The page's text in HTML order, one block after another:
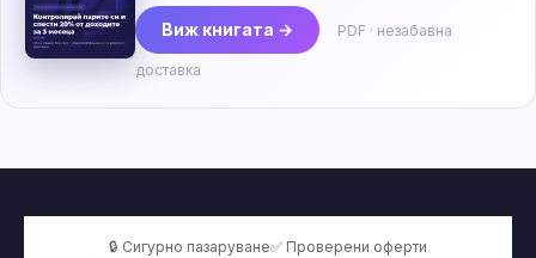
Виж книгата → PDF · незабавна
доставка
🔒 Сигурно пазаруване✅ Проверени оферти